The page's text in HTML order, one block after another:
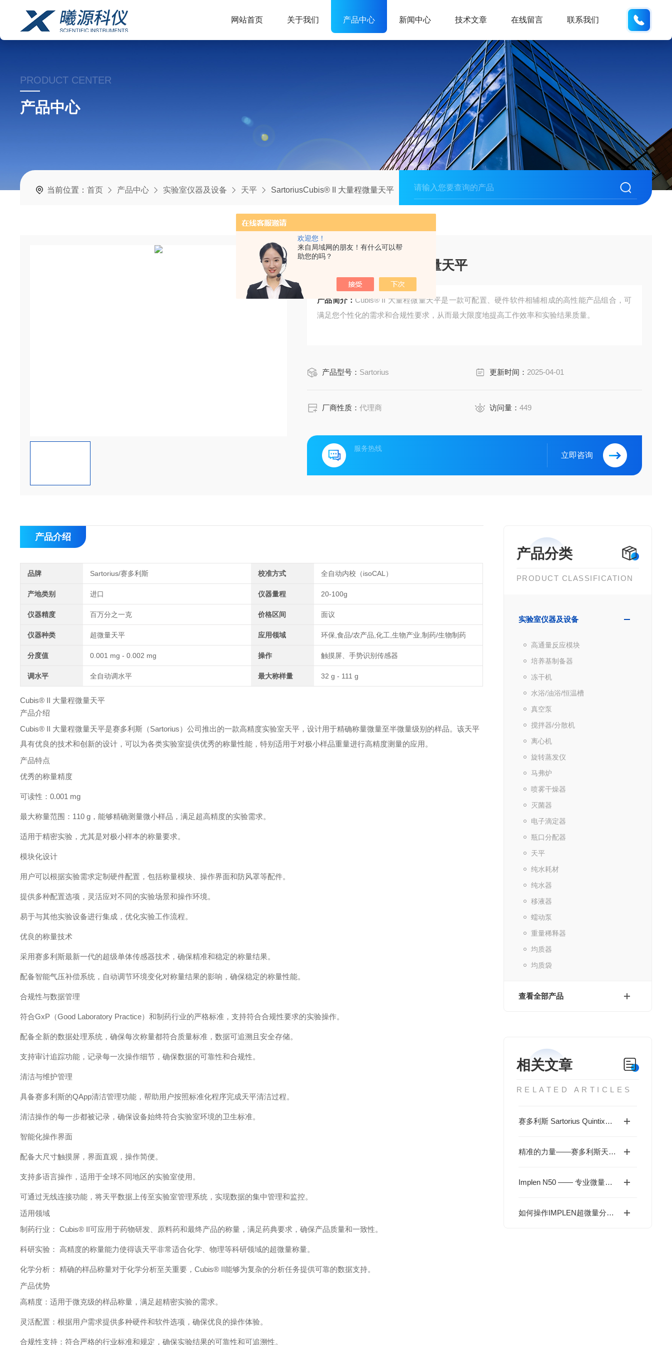
欢迎您！
来自局域网的朋友！有什么可以帮
助您的吗？
网站首页 关于我们 产品中心 新闻中心 技术文章 在线留言 联系我们
PRODUCT CENTER
产品中心
当前位置：首页 产品中心 实验室仪器及设备 天平 SartoriusCubis® II 大量程微量天平
Cubis® II 大量程微量天平
产品简介： Cubis® II 大量程微量天平是一款可配置、硬件软件相辅相成的高性能产品组合，可
满足您个性化的需求和合规性要求，从而最大限度地提高工作效率和实验结果质量。
产品型号： Sartorius 更新时间： 2025-04-01
厂商性质：代理商 访问量： 449
服务热线
立即咨询
产品分类
PRODUCT CLASSIFICATION
实验室仪器及设备
高通量反应模块
培养基制备器
冻干机
水浴/油浴/恒温槽
真空泵
搅拌器/分散机
离心机
旋转蒸发仪
马弗炉
喷雾干燥器
灭菌器
电子滴定器
瓶口分配器
天平
纯水耗材
纯水器
移液器
蠕动泵
重量稀释器
均质器
均质袋
查看全部产品
相关文章
RELATED ARTICLES
赛多利斯 Sartorius Quintix® Pro 系列分析天平的核心技术与应用特点
精准的力量——赛多利斯天平，定义实验室称量新标准
Implen N50 —— 专业微量核酸/蛋白定量仪（200–650 nm 全光谱）
如何操作IMPLEN超微量分光光度计进行实验？
产品介绍
品牌 Sartorius/赛多利斯 校准方式 全自动内校（isoCAL）
产地类别 进口 仪器量程 20-100g
仪器精度 百万分之一克 价格区间 面议
仪器种类 超微量天平 应用领域 环保,食品/农产品,化工,生物产业,制药/生物制药
分度值 0.001 mg - 0.002 mg 操作 触摸屏、手势识别传感器
调水平 全自动调水平 最大称样量 32 g - 111 g
Cubis® II 大量程微量天平
产品介绍
Cubis® II 大量程微量天平是赛多利斯（Sartorius）公司推出的一款高精度实验室天平，设计用于精确称量微量至半微量级别的样品。该天平
具有优良的技术和创新的设计，可以为各类实验室提供优秀的称量性能，特别适用于对极小样品重量进行高精度测量的应用。
产品特点
优秀的称量精度
可读性：0.001 mg
最大称量范围：110 g，能够精确测量微小样品，满足超高精度的实验需求。
适用于精密实验，尤其是对极小样本的称量要求。
模块化设计
用户可以根据实验需求定制硬件配置，包括称量模块、操作界面和防风罩等配件。
提供多种配置选项，灵活应对不同的实验场景和操作环境。
易于与其他实验设备进行集成，优化实验工作流程。
优良的称量技术
采用赛多利斯最新一代的超级单体传感器技术，确保精准和稳定的称量结果。
配备智能气压补偿系统，自动调节环境变化对称量结果的影响，确保稳定的称量性能。
合规性与数据管理
符合GxP（Good Laboratory Practice）和制药行业的严格标准，支持符合合规性要求的实验操作。
配备全新的数据处理系统，确保每次称量都符合质量标准，数据可追溯且安全存储。
支持审计追踪功能，记录每一次操作细节，确保数据的可靠性和合规性。
清洁与维护管理
具备赛多利斯的QApp清洁管理功能，帮助用户按照标准化程序完成天平清洁过程。
清洁操作的每一步都被记录，确保设备始终符合实验室环境的卫生标准。
智能化操作界面
配备大尺寸触摸屏，界面直观，操作简便。
支持多语言操作，适用于全球不同地区的实验室使用。
可通过无线连接功能，将天平数据上传至实验室管理系统，实现数据的集中管理和监控。
适用领域
制药行业： Cubis® II可应用于药物研发、原料药和最终产品的称量，满足药典要求，确保产品质量和一致性。
科研实验： 高精度的称量能力使得该天平非常适合化学、物理等科研领域的超微量称量。
化学分析： 精确的样品称量对于化学分析至关重要，Cubis® II能够为复杂的分析任务提供可靠的数据支持。
产品优势
高精度：适用于微克级的样品称量，满足超精密实验的需求。
灵活配置：根据用户需求提供多种硬件和软件选项，确保优良的操作体验。
合规性支持：符合严格的行业标准和规定，确保实验结果的可靠性和可追溯性。